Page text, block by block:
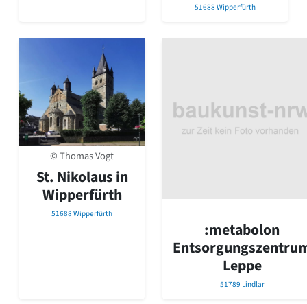
51688 Wipperfürth
© Thomas Vogt
St. Nikolaus in
Wipperfürth
51688 Wipperfürth
:metabolon
Leppe
51789 Lindlar